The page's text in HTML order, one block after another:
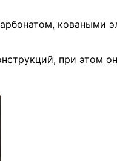
коваными
при этом